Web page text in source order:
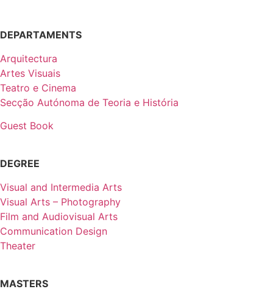
DEPARTAMENTS
Arquitectura
Artes Visuais
Teatro e Cinema
Secção Autónoma de Teoria e História
Guest Book
DEGREE
Visual and Intermedia Arts
Visual Arts – Photography
Film and Audiovisual Arts
Communication Design
Theater
MASTERS